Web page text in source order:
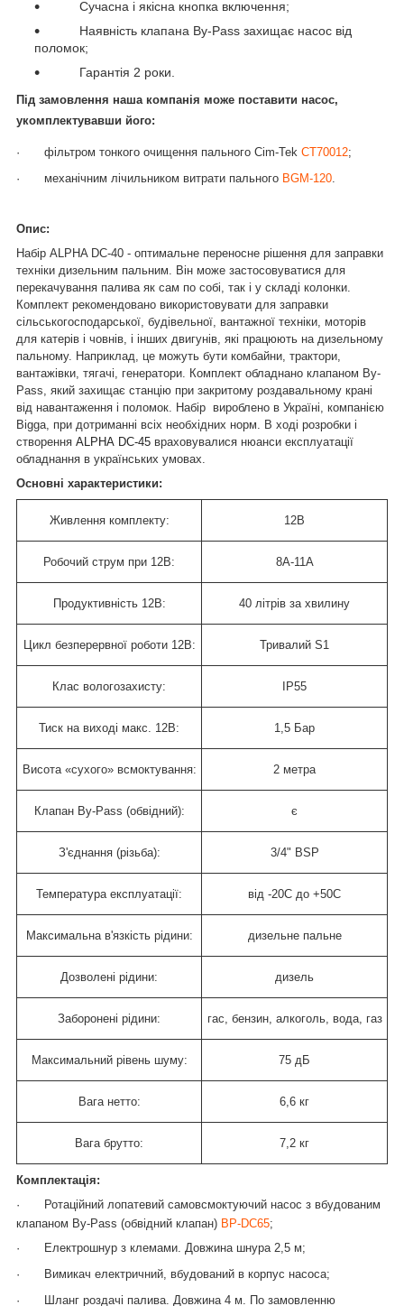
Сучасна і якісна кнопка включення;
Наявність клапана By-Pass захищає насос від
поломок;
Гарантія 2 роки.
Під замовлення наша компанія може поставити насос,
укомплектувавши його:
· фільтром тонкого очищення пального Cim-Tek CT70012;
·
механічним лічильником витрати пального BGM-120.
Опис:
Набір ALPHA DC-40 - оптимальне переносне рішення для заправки
техніки дизельним пальним. Він може застосовуватися для
перекачування палива як сам по собі, так і у складі колонки.
Комплект рекомендовано використовувати для заправки
сільськогосподарської, будівельної, вантажної техніки, моторів
для катерів і човнів, і інших двигунів, які працюють на дизельному
пальному. Наприклад, це можуть бути комбайни, трактори,
вантажівки, тягачі, генератори. Комплект обладнано клапаном By-
Pass, який захищає станцію при закритому роздавальному крані
від навантаження і поломок. Набір вироблено в Україні, компанією
Bigga, при дотриманні всіх необхідних норм. В ході розробки і
створення ALPHA DC-45 враховувалися нюанси експлуатації
обладнання в українських умовах.
Основні характеристики:
Живлення комплекту: 12В
Робочий струм при 12В: 8А-11А
Продуктивність 12В: 40 літрів за хвилину
Цикл безперервної роботи 12В: Тривалий S1
Клас вологозахисту: IP55
Тиск на виході макс. 12В: 1,5 Бар
Висота «сухого» всмоктування: 2 метра
Клапан By-Pass (обвідний): є
З'єднання (різьба): 3/4" BSP
Температура експлуатації: від -20C до +50С
Максимальна в'язкість рідини: дизельне пальне
Дозволені рідини: дизель
Заборонені рідини: гас, бензин, алкоголь, вода, газ
Максимальний рівень шуму: 75 дБ
Вага нетто: 6,6 кг
Вага брутто: 7,2 кг
Комплектація:
·
Ротаційний лопатевий самовсмоктуючий насос з вбудованим
клапаном By-Pass (обвідний клапан) BP-DC65;
·
Електрошнур з клемами. Довжина шнура 2,5 м;
·
Вимикач електричний, вбудований в корпус насоса;
·
Шланг роздачі палива. Довжина 4 м. По замовленню